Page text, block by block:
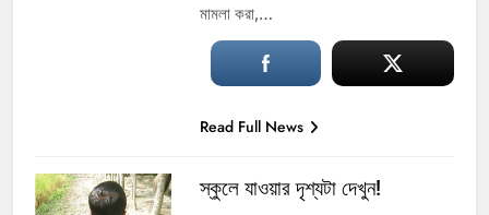
মামলা করা,…
Read Full News
স্কুলে যাওয়ার দৃশ্যটা দেখুন!